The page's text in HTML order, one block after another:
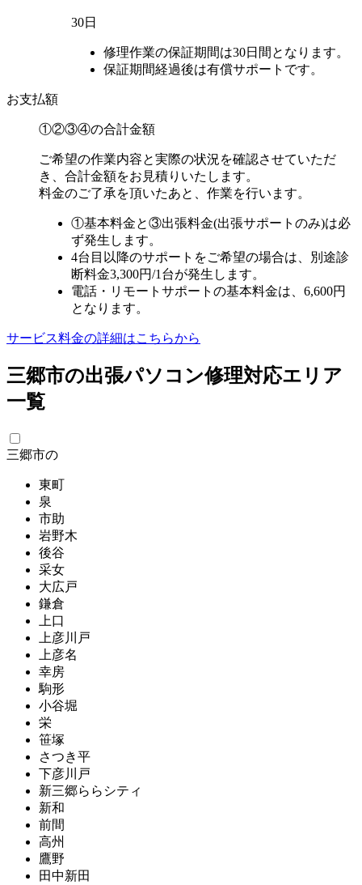
30日
修理作業の保証期間は30日間となります。
保証期間経過後は有償サポートです。
お支払額
①②③④の合計金額
ご希望の作業内容と実際の状況を確認させていただ
き、合計金額をお見積りいたします。
料金のご了承を頂いたあと、作業を行います。
①基本料金と③出張料金(出張サポートのみ)は必
ず発生します。
4台目以降のサポートをご希望の場合は、別途診
断料金3,300円/1台が発生します。
電話・リモートサポートの基本料金は、6,600円
となります。
サービス料金の詳細はこちらから
三郷市の出張パソコン修理対応エリア
一覧
三郷市の
東町
泉
市助
岩野木
後谷
采女
大広戸
鎌倉
上口
上彦川戸
上彦名
幸房
駒形
小谷堀
栄
笹塚
さつき平
下彦川戸
新三郷ららシティ
新和
前間
高州
鷹野
田中新田